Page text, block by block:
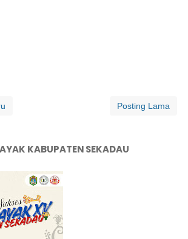
Posting Lama
KABUPATEN SEKADAU